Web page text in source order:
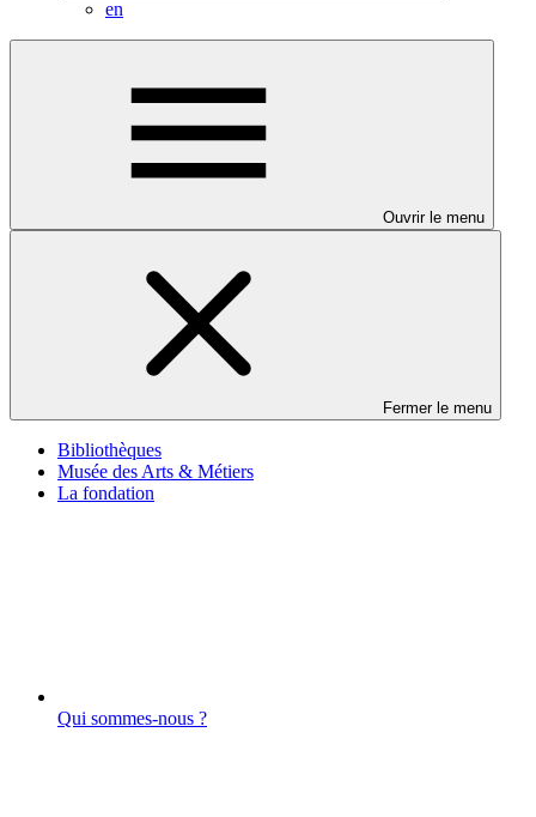
en
Ouvrir le menu
Fermer le menu
Bibliothèques
Musée des Arts & Métiers
La fondation
Qui sommes-nous ?